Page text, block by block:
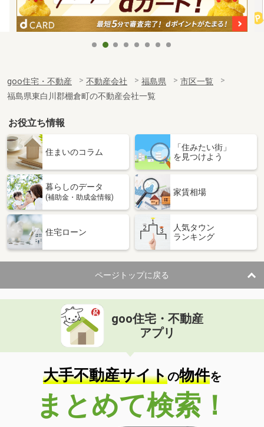
goo住宅・不動産 不動産会社 福島県
市区一覧
福島県東白川郡棚倉町の不動産会社一覧
お役立ち情報
住まいのコラム
「住みたい街」
を見つけよう
暮らしのデータ
(補助金・助成金情報)
家賃相場
住宅ローン
人気タウン
ランキング
ページトップに戻る
goo住宅・不動産
アプリ
大手不動産サイトの物件を
まとめて検索！